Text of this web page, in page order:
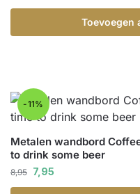
Toevoegen
-11%
Metalen wandbord
to drink some beer
8,95 7,95